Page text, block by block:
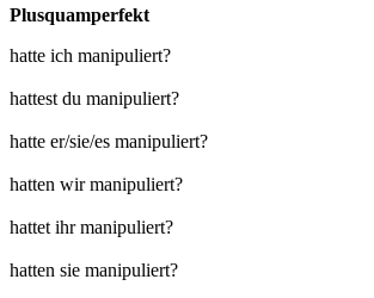
Plusquamperfekt
hatte ich manipuliert?
hattest du manipuliert?
hatte er/sie/es manipuliert?
hatten wir manipuliert?
hattet ihr manipuliert?
hatten sie manipuliert?